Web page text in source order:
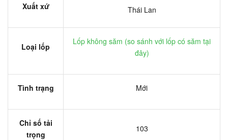
Xuất xứ Thái Lan
Loại lốp
Lốp không săm (so sánh với lốp có săm tại
đây)
Tình trạng Mới
Chỉ số tải
trọng
103